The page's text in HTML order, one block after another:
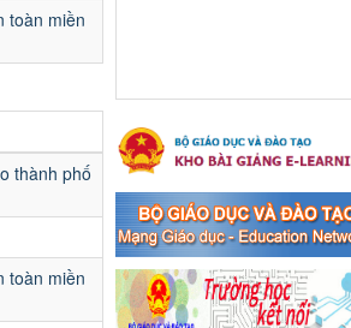
toàn miền
thành phố
toàn miền
hoàn toàn miền năm -
thống nhất đất nước
(30/4/1975-30/4/2024) và
Quốc tế lao động 01/5
Thông báo về việc treo Quốc
kỳ và nghỉ lễ kỉ niệm 49 năm
ngày Giải phóng hoàn toàn
miền năm - thống nhất đất